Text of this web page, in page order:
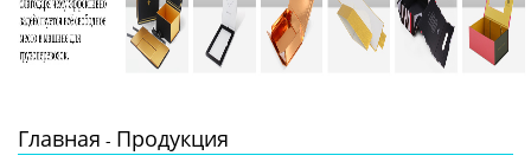
Главная - Продукция